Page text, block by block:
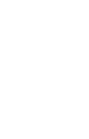
きが64cmのゆっ